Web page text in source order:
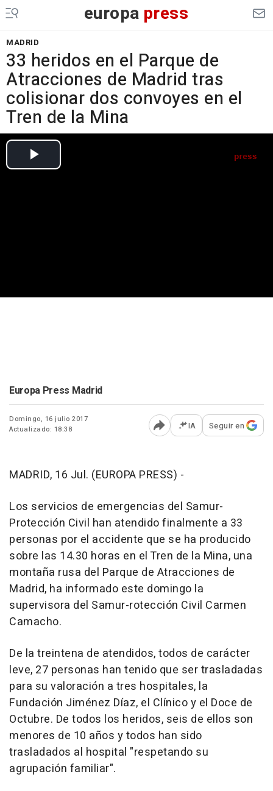
europa press
MADRID
33 heridos en el Parque de
Atracciones de Madrid tras
colisionar dos convoyes en el
Tren de la Mina
Europa Press Madrid
Domingo, 16 julio 2017
Actualizado: 18:38
Abrir opciones para
IA Seguir en
MADRID, 16 Jul. (EUROPA PRESS) -
Los servicios de emergencias del Samur-
Protección Civil han atendido finalmente a 33
personas por el accidente que se ha producido
sobre las 14.30 horas en el Tren de la Mina, una
montaña rusa del Parque de Atracciones de
Madrid, ha informado este domingo la
supervisora del Samur-rotección Civil Carmen
Camacho.
De la treintena de atendidos, todos de carácter
leve, 27 personas han tenido que ser trasladadas
para su valoración a tres hospitales, la
Fundación Jiménez Díaz, el Clínico y el Doce de
Octubre. De todos los heridos, seis de ellos son
menores de 10 años y todos han sido
trasladados al hospital "respetando su
agrupación familiar".